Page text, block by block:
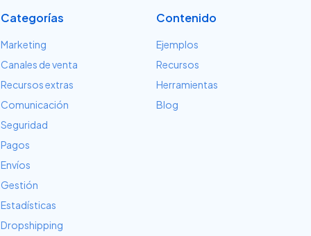
Categorías
Marketing
Canales de venta
Recursos extras
Comunicación
Seguridad
Pagos
Envíos
Gestión
Estadísticas
Dropshipping
Contenido
Ejemplos
Recursos
Herramientas
Blog